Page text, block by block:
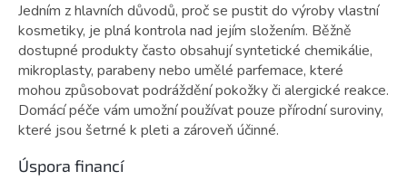
Jedním z hlavních důvodů, proč se pustit do výroby vlastní
kosmetiky, je plná kontrola nad jejím složením. Běžně
dostupné produkty často obsahují syntetické chemikálie,
mikroplasty, parabeny nebo umělé parfemace, které
mohou způsobovat podráždění pokožky či alergické reakce.
Domácí péče vám umožní používat pouze přírodní suroviny,
které jsou šetrné k pleti a zároveň účinné.
Úspora financí